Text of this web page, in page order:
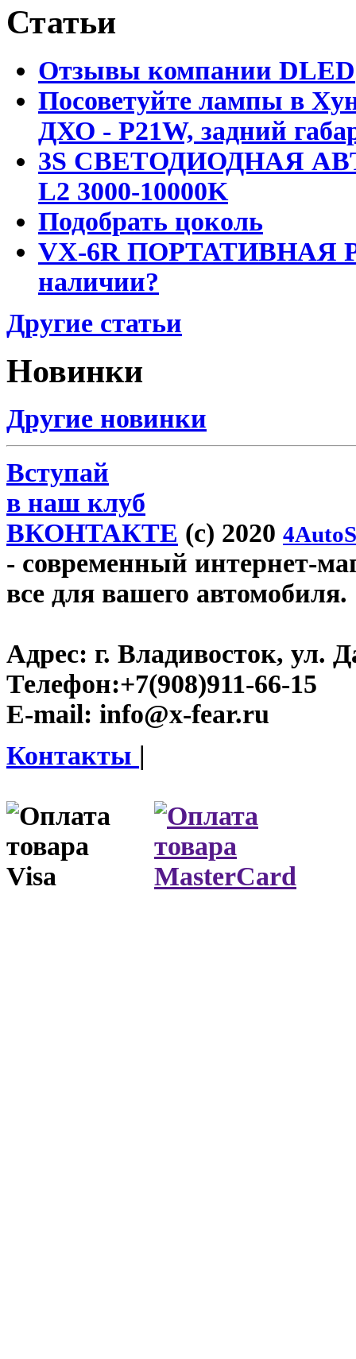
Статьи
Отзывы компании DLED
Посоветуйте лампы в
ДХО - P21W, задний
3S СВЕТОДИОДНАЯ
L2 3000-10000K
Подобрать цоколь
VX-6R ПОРТАТИВНАЯ
наличии?
Другие статьи
Новинки
Другие новинки
Вступай
в наш клуб
ВКОНТАКТЕ (c) 2020
- современный интернет-
все для вашего автомобиля.
Адрес: г. Владивосток, ул.
Телефон:+7(908)911-66-15
E-mail: info@x-fear.ru
Контакты |